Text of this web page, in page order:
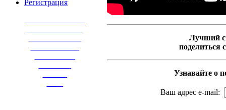
Регистрация
Лучший
поделиться
Узнавайте о
Ваш адрес e-mail: